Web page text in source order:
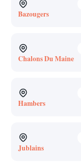
Bazougers
Chalons Du Maine
Hambers
Jublains